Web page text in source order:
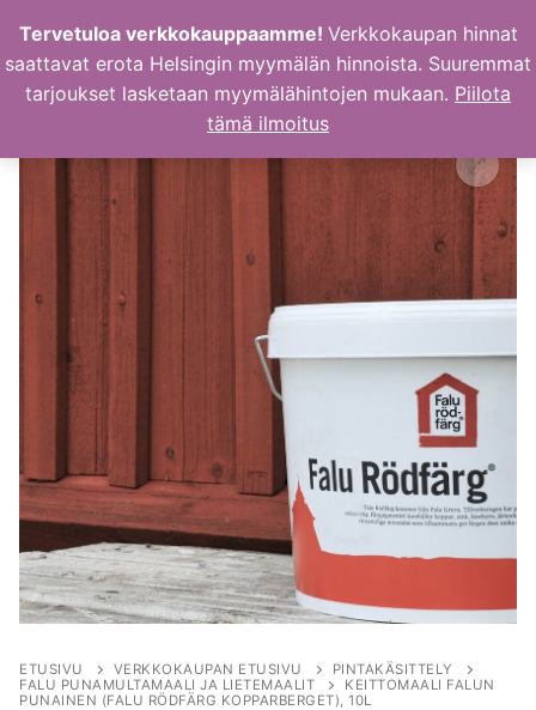
sisältöön
ETUSIVU VERKKOKAUPAN ETUSIVU
PINTAKÄSITTELY
FALU PUNAMULTAMAALI JA LIETEMAALIT
KEITTOMAALI FALUN
PUNAINEN (FALU RÖDFÄRG KOPPARBERGET), 10L
Tervetuloa verkkokauppaamme! Verkkokaupan hinnat
saattavat erota Helsingin myymälän hinnoista. Suuremmat
tarjoukset lasketaan myymälähintojen mukaan. Piilota
tämä ilmoitus